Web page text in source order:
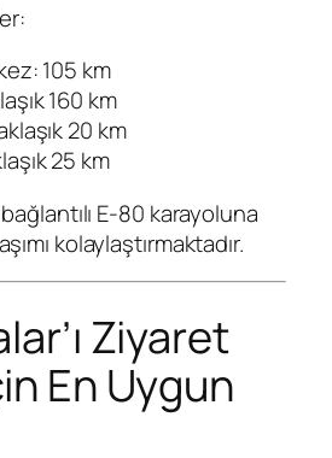
105 km
160 km
20 km
25 km
E-80 karayoluna
kolaylaştırmaktadır.
Ziyaret
En Uygun